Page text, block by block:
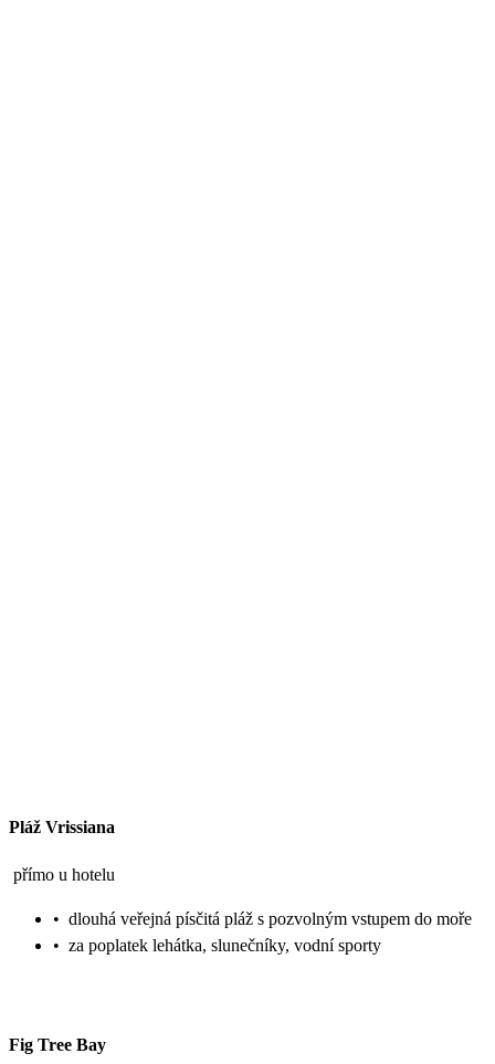
Pláž Vrissiana
přímo u hotelu
• dlouhá veřejná písčitá pláž s pozvolným vstupem do moře
• za poplatek lehátka, slunečníky, vodní sporty
Fig Tree Bay